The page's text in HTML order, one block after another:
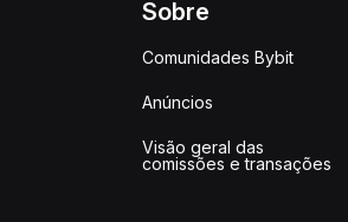
Sobre
Comunidades Bybit
Anúncios
Visão geral das
comissões e transações